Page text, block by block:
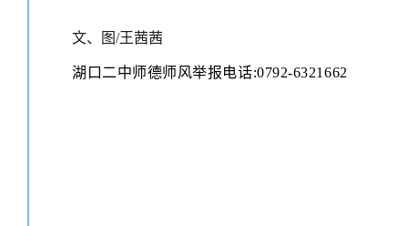
文、图/王茜茜
湖口二中师德师风举报电话:0792-6321662